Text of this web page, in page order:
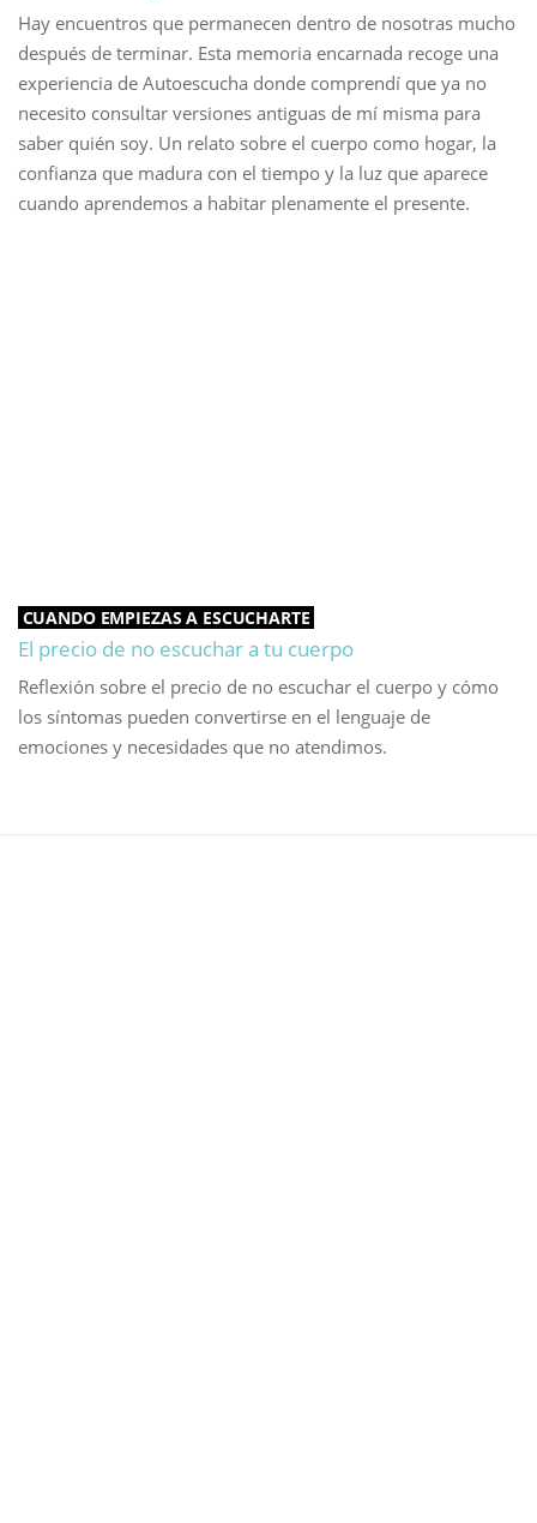
Hay encuentros que permanecen dentro de nosotras mucho
después de terminar. Esta memoria encarnada recoge una
experiencia de Autoescucha donde comprendí que ya no
necesito consultar versiones antiguas de mí misma para
saber quién soy. Un relato sobre el cuerpo como hogar, la
confianza que madura con el tiempo y la luz que aparece
cuando aprendemos a habitar plenamente el presente.
CUANDO EMPIEZAS A ESCUCHARTE
El precio de no escuchar a tu cuerpo
Reflexión sobre el precio de no escuchar el cuerpo y cómo
los síntomas pueden convertirse en el lenguaje de
emociones y necesidades que no atendimos.